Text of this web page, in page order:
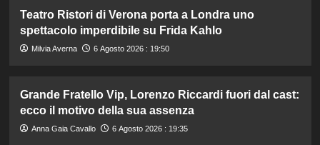
Teatro Ristori di Verona porta a Londra uno
spettacolo imperdibile su Frida Kahlo
Milvia Averna 6 Agosto 2026 : 19:50
Grande Fratello Vip, Lorenzo Riccardi fuori dal cast:
ecco il motivo della sua assenza
Anna Gaia Cavallo 6 Agosto 2026 : 19:35